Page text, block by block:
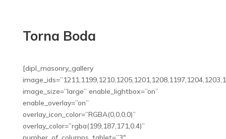
Torna Boda
[dipl_masonry_gallery
image_size=”large” enable_lightbox=”on”
enable_overlay=”on”
overlay_icon_color=”RGBA(0,0,0,0)”
overlay_color=”rgba(199,187,171,0.4)”